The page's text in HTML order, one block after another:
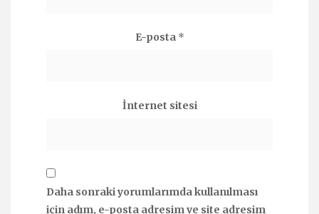
E-posta *
İnternet sitesi
Daha sonraki yorumlarımda kullanılması
için adım, e-posta adresim ve site adresim